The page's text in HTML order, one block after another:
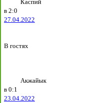
Каспий
в 2:0
27.04.2022
В гостях
Акжайык
в 0:1
23.04.2022